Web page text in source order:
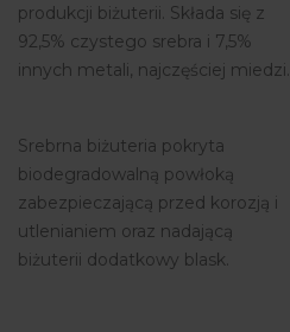
produkcji biżuterii. Składa się z
92,5% czystego srebra i 7,5%
innych metali, najczęściej miedzi.
Srebrna biżuteria pokryta
biodegradowalną powłoką
zabezpieczającą przed korozją i
utlenianiem oraz nadającą
biżuterii dodatkowy blask.